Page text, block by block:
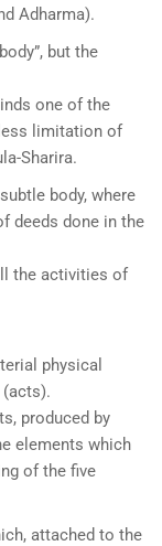
Adharma).
but the
one of the
limitation of
Sharira.
body, where
deeds done in the
the activities of
physical
produced by
elements which
of the five
attached to the